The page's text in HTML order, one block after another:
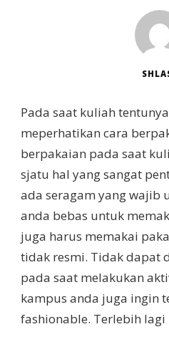
Pada saat kuliah
meperhatikan cara
berpakaian pada saat
sjatu hal yang sangat
ada seragam yang wajib
anda bebas untuk
juga harus memakai
tidak resmi. Tidak dapat
pada saat melakukan
kampus anda juga ingin
fashionable. Terlebih